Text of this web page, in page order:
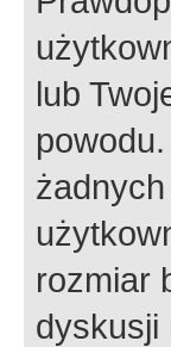
lub
rozmiar
dyskusji